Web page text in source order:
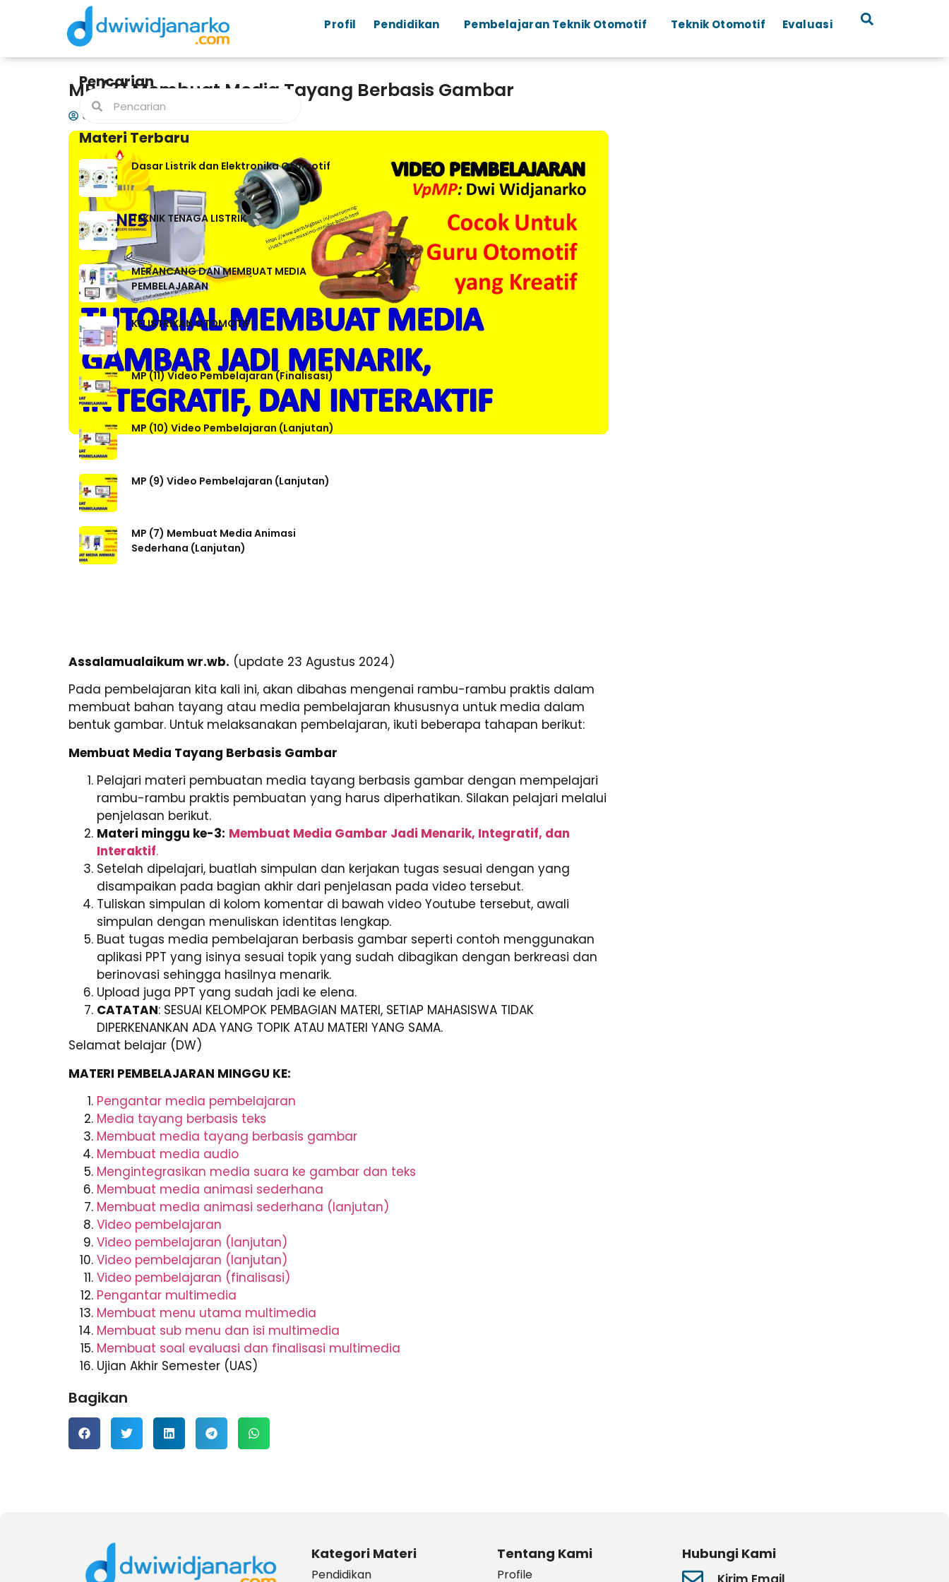
Profil Pendidikan Pembelajaran Teknik Otomotif Teknik Otomotif Evaluasi
MP (3) Membuat Media Tayang Berbasis Gambar
dwiwidjanarko
Assalamualaikum wr.wb. (update 23 Agustus 2024)
Pada pembelajaran kita kali ini, akan dibahas mengenai rambu-rambu praktis dalam
membuat bahan tayang atau media pembelajaran khususnya untuk media dalam
bentuk gambar. Untuk melaksanakan pembelajaran, ikuti beberapa tahapan berikut:
Membuat Media Tayang Berbasis Gambar
Pelajari materi pembuatan media tayang berbasis gambar dengan mempelajari
rambu-rambu praktis pembuatan yang harus diperhatikan. Silakan pelajari melalui
penjelasan berikut.
Materi minggu ke-3: Membuat Media Gambar Jadi Menarik, Integratif, dan
Interaktif.
Setelah dipelajari, buatlah simpulan dan kerjakan tugas sesuai dengan yang
disampaikan pada bagian akhir dari penjelasan pada video tersebut.
Tuliskan simpulan di kolom komentar di bawah video Youtube tersebut, awali
simpulan dengan menuliskan identitas lengkap.
Buat tugas media pembelajaran berbasis gambar seperti contoh menggunakan
aplikasi PPT yang isinya sesuai topik yang sudah dibagikan dengan berkreasi dan
berinovasi sehingga hasilnya menarik.
Upload juga PPT yang sudah jadi ke elena.
CATATAN: SESUAI KELOMPOK PEMBAGIAN MATERI, SETIAP MAHASISWA TIDAK
DIPERKENANKAN ADA YANG TOPIK ATAU MATERI YANG SAMA.
Selamat belajar (DW)
MATERI PEMBELAJARAN MINGGU KE:
Pengantar media pembelajaran
Media tayang berbasis teks
Membuat media tayang berbasis gambar
Membuat media audio
Mengintegrasikan media suara ke gambar dan teks
Membuat media animasi sederhana
Membuat media animasi sederhana (lanjutan)
Video pembelajaran
Video pembelajaran (lanjutan)
Video pembelajaran (lanjutan)
Video pembelajaran (finalisasi)
Pengantar multimedia
Membuat menu utama multimedia
Membuat sub menu dan isi multimedia
Membuat soal evaluasi dan finalisasi multimedia
Ujian Akhir Semester (UAS)
Bagikan
Pencarian
Materi Terbaru
Dasar Listrik dan Elektronika Otomotif
TEKNIK TENAGA LISTRIK
MERANCANG DAN MEMBUAT MEDIA
PEMBELAJARAN
KELISTRIKAN OTOMOTIF
MP (11) Video Pembelajaran (Finalisasi)
MP (10) Video Pembelajaran (Lanjutan)
MP (9) Video Pembelajaran (Lanjutan)
MP (7) Membuat Media Animasi
Sederhana (Lanjutan)
Kategori Materi
Pendidikan
Tentang Kami
Profile
Hubungi Kami